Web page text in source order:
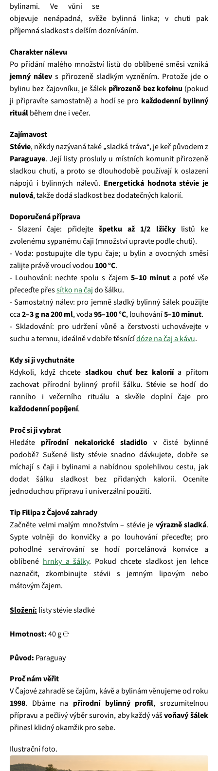
bylinami. Ve vůni se
objevuje nenápadná, svěže bylinná linka; v chuti pak
příjemná sladkost s delším dozníváním.
Charakter nálevu
Po přidání malého množství listů do oblíbené směsi vzniká
jemný nálevs přirozeně sladkým vyzněním. Protože jde o
bylinu bez čajovníku, je šálek přirozeně bez kofeinu (pokud
ji připravíte samostatně) a hodí se pro každodenní bylinný
rituálběhem dne i večer.
Zajímavost
Stévie, někdy nazývaná také „sladká tráva“, je keř původem z
Paraguaye. Její listy prosluly u místních komunit přirozeně
sladkou chutí, a proto se dlouhodobě používají k oslazení
nápojů i bylinných nálevů. Energetická hodnota stévie je
nulová, takže dodá sladkost bez dodatečných kalorií.
Doporučená příprava
- Slazení čaje: přidejte špetku až 1/2 lžičkylistů ke
zvolenému sypanému čaji (množství upravte podle chuti).
- Voda: postupujte dle typu čaje; u bylin a ovocných směsí
zalijte právě vroucí vodou 100 °C.
- Louhování: nechte spolu s čajem 5–10 minuta poté vše
přeceďte přessítko na čajdo šálku.
- Samostatný nálev: pro jemně sladký bylinný šálek použijte
cca2–3 g na 200 ml, voda95–100 °C, louhování5–10 minut.
- Skladování: pro udržení vůně a čerstvosti uchovávejte v
suchu a temnu, ideálně v dobře těsnícídóze na čaj a kávu.
Kdy si ji vychutnáte
Kdykoli, když chcete sladkou chuť bez kaloriía přitom
zachovat přírodní bylinný profil šálku. Stévie se hodí do
ranního i večerního rituálu a skvěle doplní čaje pro
každodenní popíjení.
Proč si ji vybrat
Hledáte přírodní nekalorické sladidlo v čisté bylinné
podobě? Sušené listy stévie snadno dávkujete, dobře se
míchají s čaji i bylinami a nabídnou spolehlivou cestu, jak
dodat šálku sladkost bez přidaných kalorií. Oceníte
jednoduchou přípravu i univerzální použití.
Tip Filipa z Čajové zahrady
Začněte velmi malým množstvím – stévie je výrazně sladká.
Sypte volněji do konvičky a po louhování přeceďte; pro
pohodlné servírování se hodí porcelánová konvice a
oblíbené hrnky a šálky. Pokud chcete sladkost jen lehce
naznačit, zkombinujte stévii s jemným lipovým nebo
mátovým čajem.
Složení: listy stévie sladké
Hmotnost:40 g ℮
Původ: Paraguay
Proč nám věřit
V Čajové zahradě se čajům, kávě a bylinám věnujeme od roku
1998. Dbáme na přírodní bylinný profil, srozumitelnou
přípravu a pečlivý výběr surovin, aby každý vášvoňavý šálek
přinesl klidný okamžik pro sebe.
Ilustrační foto.